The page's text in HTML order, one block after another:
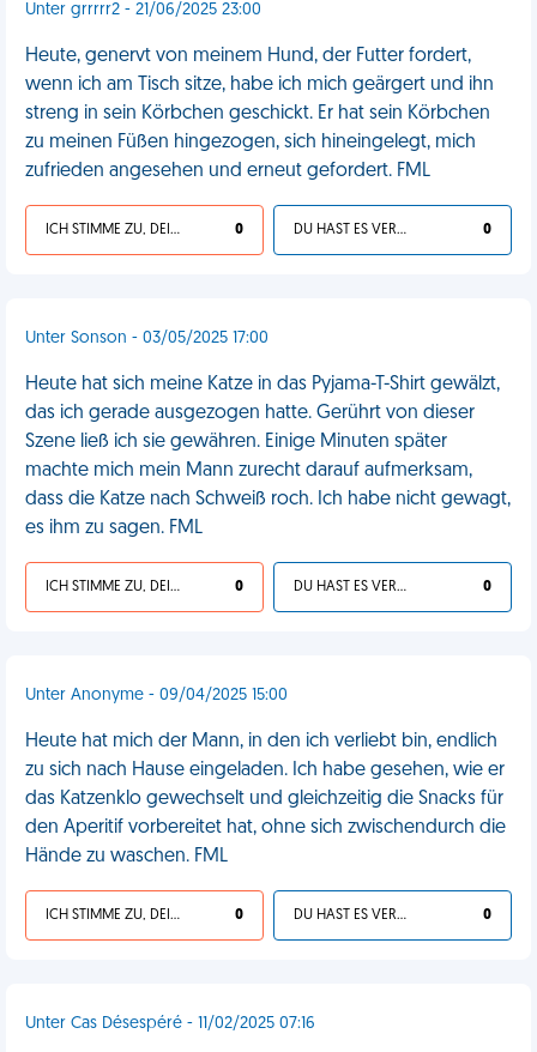
Unter grrrrr2 - 21/06/2025 23:00
Heute, genervt von meinem Hund, der Futter fordert,
wenn ich am Tisch sitze, habe ich mich geärgert und ihn
streng in sein Körbchen geschickt. Er hat sein Körbchen
zu meinen Füßen hingezogen, sich hineingelegt, mich
zufrieden angesehen und erneut gefordert. FML
ICH STIMME ZU, DEIN LEBEN IST SCHEISSE 0 DU HAST ES VERDIENT 0
Unter Sonson - 03/05/2025 17:00
Heute hat sich meine Katze in das Pyjama-T-Shirt gewälzt,
das ich gerade ausgezogen hatte. Gerührt von dieser
Szene ließ ich sie gewähren. Einige Minuten später
machte mich mein Mann zurecht darauf aufmerksam,
dass die Katze nach Schweiß roch. Ich habe nicht gewagt,
es ihm zu sagen. FML
ICH STIMME ZU, DEIN LEBEN IST SCHEISSE 0 DU HAST ES VERDIENT 0
Unter Anonyme - 09/04/2025 15:00
Heute hat mich der Mann, in den ich verliebt bin, endlich
zu sich nach Hause eingeladen. Ich habe gesehen, wie er
das Katzenklo gewechselt und gleichzeitig die Snacks für
den Aperitif vorbereitet hat, ohne sich zwischendurch die
Hände zu waschen. FML
ICH STIMME ZU, DEIN LEBEN IST SCHEISSE 0 DU HAST ES VERDIENT 0
Unter Cas Désespéré - 11/02/2025 07:16